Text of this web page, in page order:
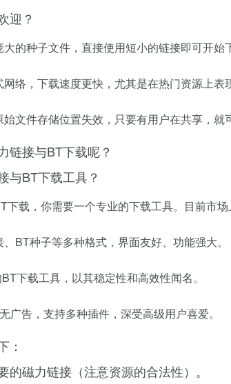
迎？
的种子文件，直接使用短小的链接即可开始
络，下载速度更快，尤其是在热门资源上表
文件存储位置失效，只要有用户在共享，就
链接与BT下载呢？
与BT下载工具？
下载，你需要一个专业的下载工具。目前市场
BT种子等多种格式，界面友好、功能强大。
下载工具，以其稳定性和高效性闻名。
广告，支持多种插件，深受高级用户喜爱。
：
的磁力链接（注意资源的合法性）。